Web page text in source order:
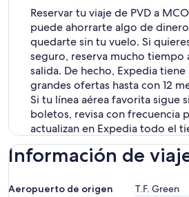
Reservar tu viaje de PVD a
puede ahorrarte algo de
quedarte sin tu vuelo. Si
seguro, reserva mucho tiempo
salida. De hecho, Expedia tiene
grandes ofertas hasta con 12
Si tu línea aérea favorita sigue
boletos, revisa con frecuencia
actualizan en Expedia todo el
Información de
Aeropuerto de origen
T.F. Green